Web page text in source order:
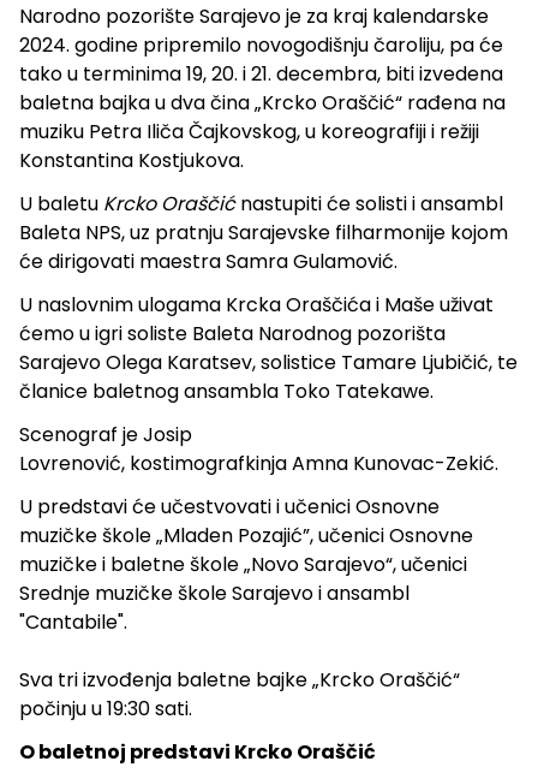
Narodno pozorište Sarajevo je za kraj kalendarske
2024. godine pripremilo novogodišnju čaroliju, pa će
tako u terminima 19, 20. i 21. decembra, biti izvedena
baletna bajka u dva čina „Krcko Oraščić“ rađena na
muziku Petra Iliča Čajkovskog, u koreografiji i režiji
Konstantina Kostjukova.
U baletu Krcko Oraščićnastupiti će solisti i ansambl
Baleta NPS, uz pratnju Sarajevske filharmonije kojom
će dirigovati maestra Samra Gulamović.
U naslovnim ulogama Krcka Oraščića i Maše uživat
ćemo u igri soliste Baleta Narodnog pozorišta
Sarajevo Olega Karatsev, solistice Tamare Ljubičić, te
članice baletnog ansambla Toko Tatekawe.
Scenograf je Josip
Lovrenović, kostimografkinja Amna Kunovac-Zekić.
U predstavi će učestvovati i učenici Osnovne
muzičke škole „Mladen Pozajić”, učenici Osnovne
muzičke i baletne škole „Novo Sarajevo“, učenici
Srednje muzičke škole Sarajevo i ansambl
"Cantabile".
Sva tri izvođenja baletne bajke „Krcko Oraščić“
počinju u 19:30 sati.
O baletnoj predstavi Krcko Oraščić